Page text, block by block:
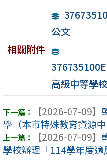
相關附件
公文
高級中等學校
【2026-07-09】
學（本市特殊教育資源
【2026-07-09】
學校辦理「114學年度適